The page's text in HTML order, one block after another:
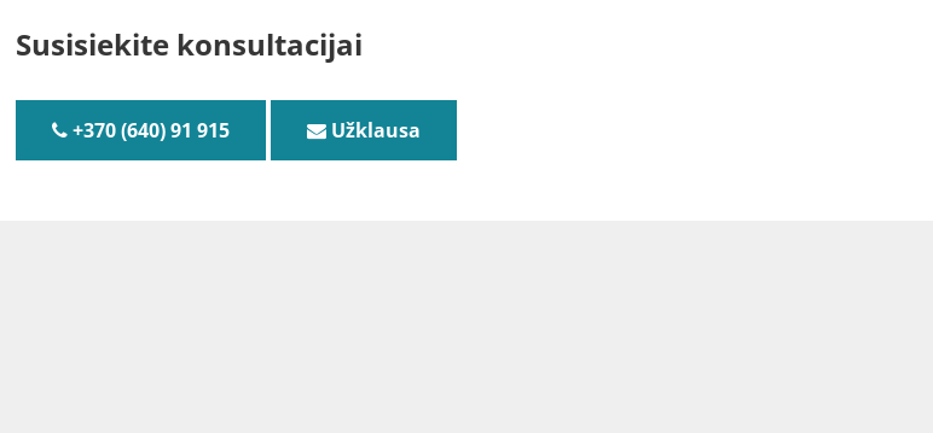
Susisiekite konsultacijai
+370 (640) 91 915 Užklausa